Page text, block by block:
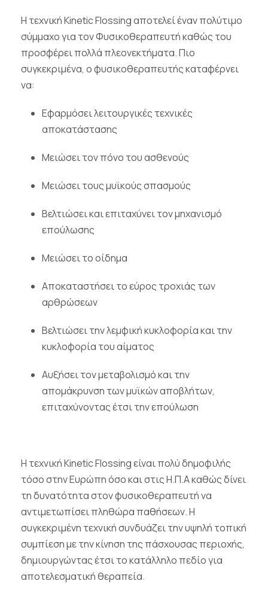
Η τεχνικήKineticFlossingαποτελεί έναν πολύτιμο
σύμμαχο για τον Φυσικοθεραπευτή καθώς του
προσφέρει πολλά πλεονεκτήματα. Πιο
συγκεκριμένα, ο φυσικοθεραπευτής καταφέρνει
να:
Εφαρμόσει λειτουργικές τεχνικές
αποκατάστασης
Μειώσει τον πόνο του ασθενούς
Μειώσει τους μυϊκούς σπασμούς
Βελτιώσει και επιταχύνει τον μηχανισμό
επούλωσης
Μειώσει το οίδημα
Αποκαταστήσει το εύρος τροχιάς των
αρθρώσεων
Βελτιώσει την λεμφική κυκλοφορία και την
κυκλοφορία του αίματος
Αυξήσει τον μεταβολισμό και την
απομάκρυνση των μυϊκών αποβλήτων,
επιταχύνοντας έτσι την επούλωση
Η τεχνικήKineticFlossingείναι πολύ δημοφιλής
τόσο στην Ευρώπη όσο και στις Η.Π.Α καθώς δίνει
τη δυνατότητα στον φυσικοθεραπευτή να
αντιμετωπίσει πληθώρα παθήσεων. Η
συγκεκριμένη τεχνική συνδυάζει την υψηλή τοπική
συμπίεση με την κίνηση της πάσχουσας περιοχής,
δημιουργώντας έτσι το κατάλληλο πεδίο για
αποτελεσματική θεραπεία.